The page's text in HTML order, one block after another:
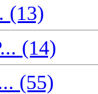
(13)
(14)
(55)